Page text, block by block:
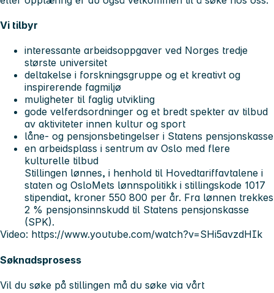
Vi tilbyr
interessante arbeidsoppgaver ved Norges tredje
største universitet
deltakelse i forskningsgruppe og et kreativt og
inspirerende fagmiljø
muligheter til faglig utvikling
gode velferdsordninger og et bredt spekter av tilbud
av aktiviteter innen kultur og sport
låne- og pensjonsbetingelser i Statens pensjonskasse
en arbeidsplass i sentrum av Oslo med flere
kulturelle tilbud
Stillingen lønnes, i henhold til Hovedtariffavtalene i
staten og OsloMets lønnspolitikk i stillingskode 1017
stipendiat, kroner 550 800 per år. Fra lønnen trekkes
2 % pensjonsinnskudd til Statens pensjonskasse
(SPK).
Video: https://www.youtube.com/watch?v=SHi5avzdHIk
Søknadsprosess
Vil du søke på stillingen må du søke via vårt